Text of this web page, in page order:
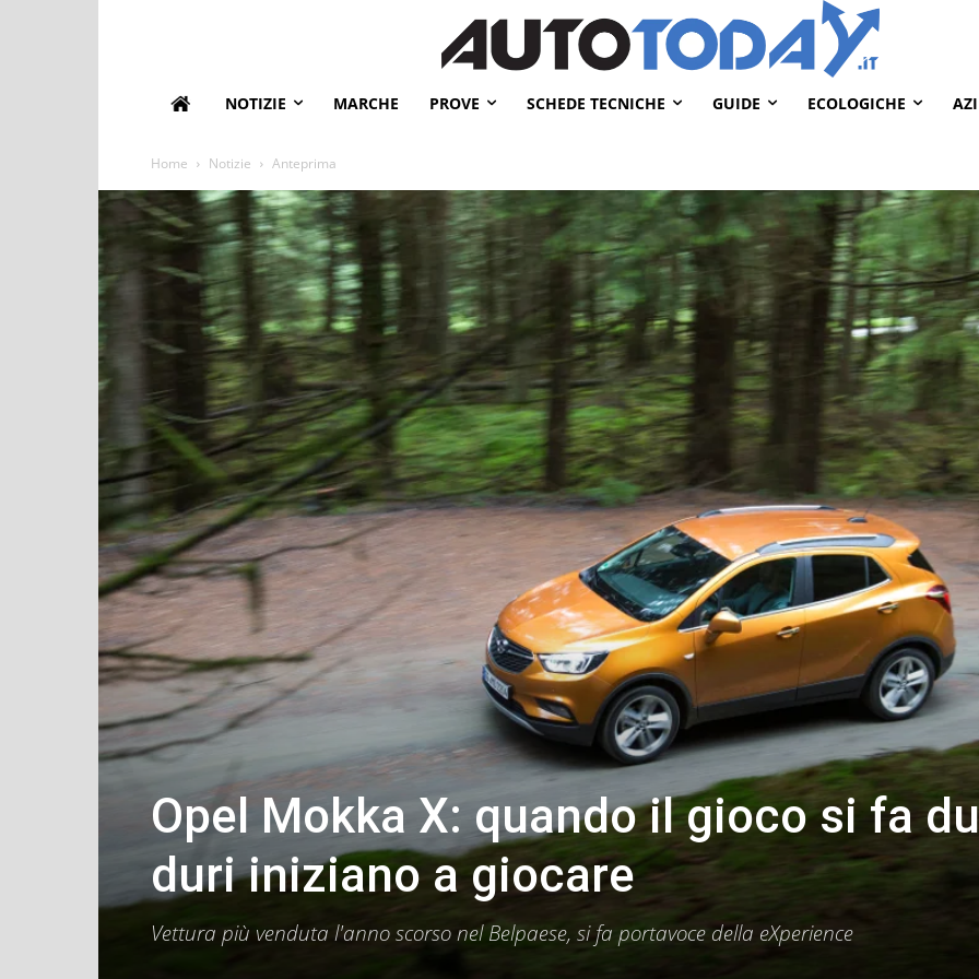
NOTIZIE MARCHE PROVE SCHEDE TECNICHE GUIDE ECOLOGICHE
Home Notizie Anteprima
Opel Mokka X: quando il gioco si fa
duri iniziano a giocare
Vettura più venduta l'anno scorso nel Belpaese, si fa portavoce della eXperience